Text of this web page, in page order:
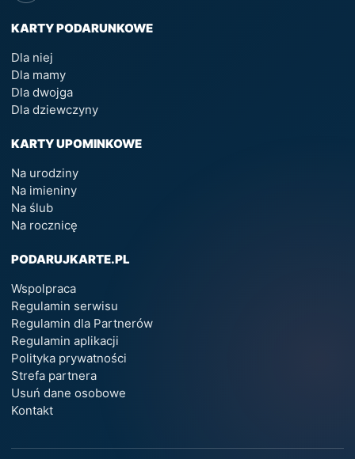
KARTY PODARUNKOWE
Dla niej
Dla mamy
Dla dwojga
Dla dziewczyny
KARTY UPOMINKOWE
Na urodziny
Na imieniny
Na ślub
Na rocznicę
PODARUJKARTE.PL
Wspolpraca
Regulamin serwisu
Regulamin dla Partnerów
Regulamin aplikacji
Polityka prywatności
Strefa partnera
Usuń dane osobowe
Kontakt